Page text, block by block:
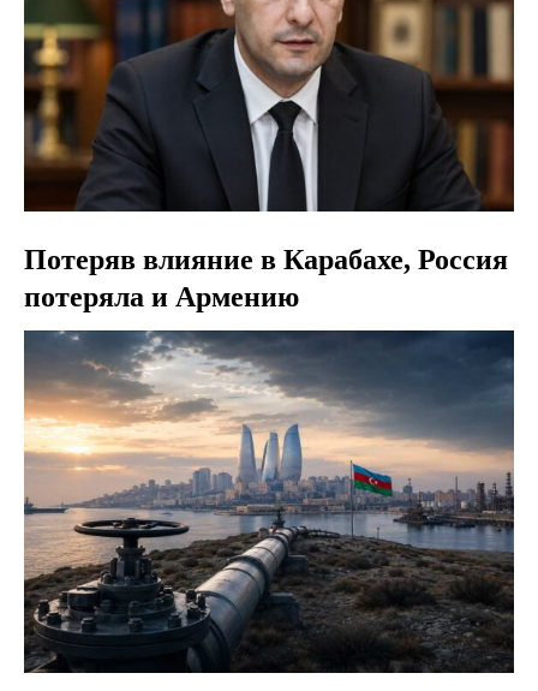
Потеряв влияние в Карабахе, Россия
потеряла и Армению